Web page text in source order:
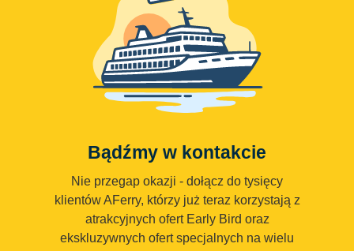
Bądźmy w kontakcie
Nie przegap okazji - dołącz do tysięcy
klientów AFerry, którzy już teraz korzystają z
atrakcyjnych ofert Early Bird oraz
ekskluzywnych ofert specjalnych na wielu